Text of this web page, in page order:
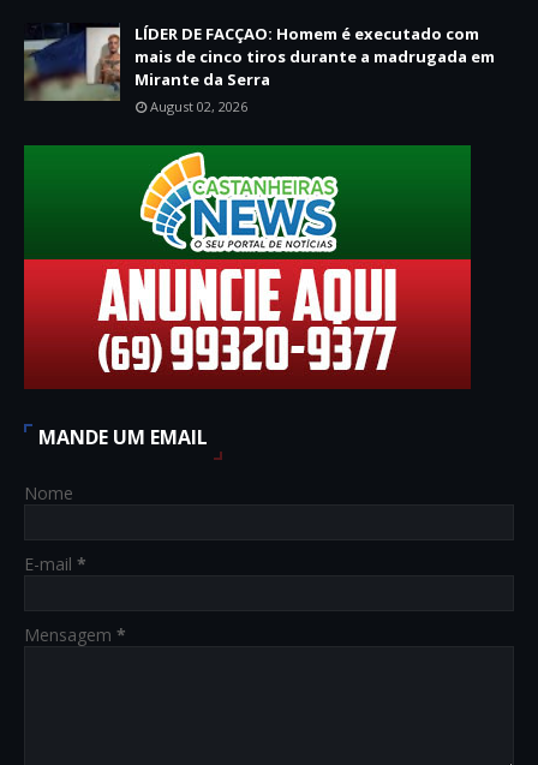
LÍDER DE FACÇAO: Homem é executado com
mais de cinco tiros durante a madrugada em
Mirante da Serra
August 02, 2026
MANDE UM EMAIL
Nome
E-mail *
Mensagem *